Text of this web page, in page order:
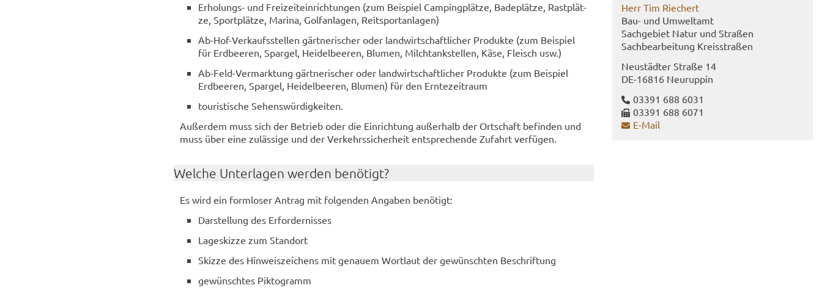
Erholungs-​ und Frei­zeit­ein­rich­tun­gen (zum Bei­spiel Cam­ping­plät­ze, Ba­de­plät­ze, Rast­plät­
ze, Sport­plät­ze, Ma­ri­na, Golf­an­la­gen, Reit­sport­an­la­gen)
Ab-​Hof-Verkaufsstellen gärt­ne­ri­scher oder land­wirt­schaft­li­cher Pro­duk­te (zum Bei­spiel
für Erd­bee­ren, Spar­gel, Hei­del­bee­ren, Blu­men, Milch­tank­stel­len, Käse, Fleisch usw.)
Ab-​Feld-Vermarktung gärt­ne­ri­scher oder land­wirt­schaft­li­cher Pro­duk­te (zum Bei­spiel
Erd­bee­ren, Spar­gel, Hei­del­bee­ren, Blu­men) für den Ern­te­zeit­raum
tou­ris­ti­sche Se­hens­wür­dig­kei­ten.
Au­ßer­dem muss sich der Be­trieb oder die Ein­rich­tung au­ßer­halb der Ort­schaft be­fin­den und
muss über eine zu­läs­si­ge und der Ver­kehrs­si­cher­heit ent­spre­chen­de Zu­fahrt ver­fü­gen.
Wel­che Un­ter­la­gen wer­den be­nö­tigt?
Es wird ein form­lo­ser An­trag mit fol­gen­den An­ga­ben be­nö­tigt:
Dar­stel­lung des Er­for­der­nis­ses
La­ge­s­kiz­ze zum Stand­ort
Skiz­ze des Hin­weis­zei­chens mit ge­nau­em Wort­laut der ge­wünsch­ten Be­schrif­tung
ge­wünsch­tes Pik­to­gramm
Herr Tim Rie­chert
Bau- und Um­welt­amt
Sach­ge­biet Natur und Stra­ßen
Sach­be­ar­bei­tung Kreis­stra­ßen
Neu­städ­ter Stra­ße 14
DE-​16816 Neu­rup­pin
03391 688 6031
03391 688 6071
E-​Mail